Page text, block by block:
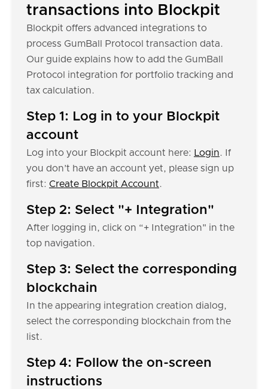
transactions into Blockpit
Blockpit offers advanced integrations to
process GumBall Protocol transaction data.
Our guide explains how to add the GumBall
Protocol integration for portfolio tracking and
tax calculation.
Step 1: Log in to your Blockpit
account
Log into your Blockpit account here: Login. If
you don’t have an account yet, please sign up
first: Create Blockpit Account.
Step 2: Select "+ Integration"
After logging in, click on “+ Integration" in the
top navigation.
Step 3: Select the corresponding
blockchain
In the appearing integration creation dialog,
select the corresponding blockchain from the
list.
Step 4: Follow the on-screen
instructions